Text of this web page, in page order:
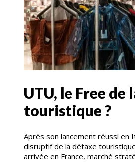
UTU, le Free de
touristique ?
Après son lancement réussi en
disruptif de la détaxe
arrivée en France, marché